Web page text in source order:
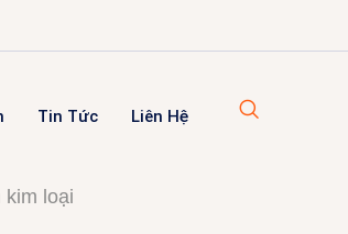
Tin Tức Liên Hệ
kim loại